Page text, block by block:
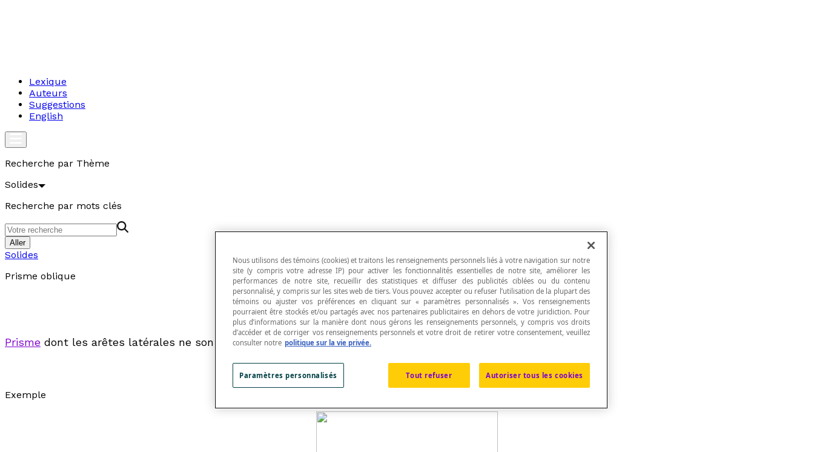
Lexique
Auteurs
Suggestions
English
Recherche par Thème
Solides
Recherche par mots clés
Aller
Solides
Prisme oblique
Prisme dont les arêtes latérales ne sont pas perpendiculaires aux bases.
Exemple
Nous utilisons des témoins (cookies) et traitons les renseignements personnels liés à votre navigation sur notre
site (y compris votre adresse IP) pour activer les fonctionnalités essentielles de notre site, améliorer les
performances de notre site, recueillir des statistiques et diffuser des publicités ciblées ou du contenu
personnalisé, y compris sur les sites web de tiers. Vous pouvez accepter ou refuser l’utilisation de la plupart des
témoins ou ajuster vos préférences en cliquant sur « paramètres personnalisés ». Vos renseignements
pourraient être stockés et/ou partagés avec nos partenaires publicitaires en dehors de votre juridiction. Pour
plus d’informations sur la manière dont nous gérons les renseignements personnels, y compris vos droits
d’accéder et de corriger vos renseignements personnels et votre droit de retirer votre consentement, veuillez
consulter notre politique sur la vie privée.
Tout refuser Autoriser tous les cookies
Paramètres personnalisés